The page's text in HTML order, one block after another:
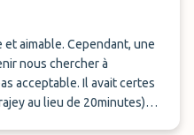
d etre repris en charge soit
et l arrivée au parking
une
nous chercher à
acceptable. Il avait certes
au lieu de 20minutes)